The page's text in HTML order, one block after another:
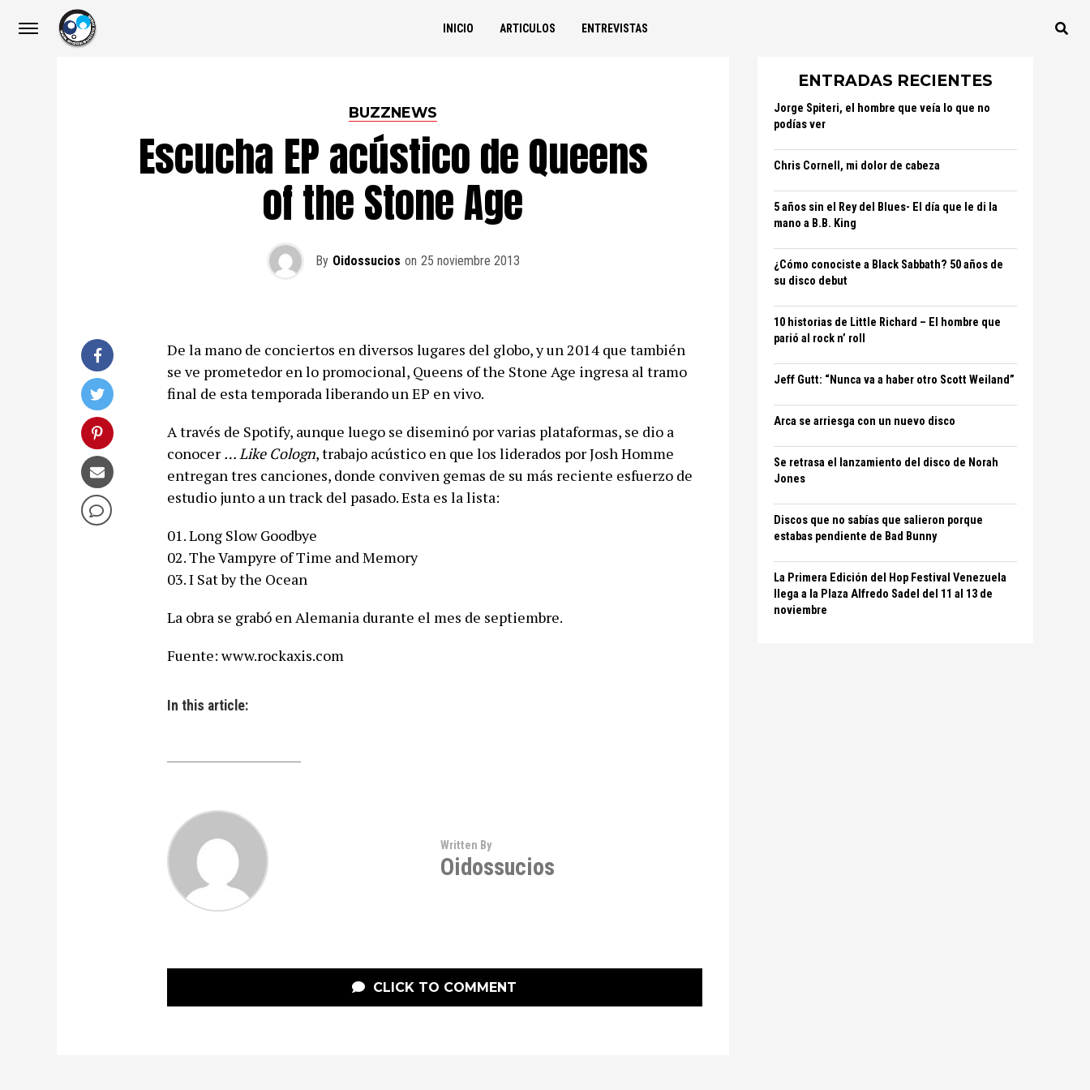
INICIO ARTICULOS ENTREVISTAS
BUZZNEWS
Escucha EP acústico de Queens
of the Stone Age
By Oidossucios on 25 noviembre 2013
De la mano de conciertos en diversos lugares del globo, y un 2014 que también
se ve prometedor en lo promocional, Queens of the Stone Age ingresa al tramo
final de esta temporada liberando un EP en vivo.
A través de Spotify, aunque luego se diseminó por varias plataformas, se dio a
conocer … Like Cologn, trabajo acústico en que los liderados por Josh Homme
entregan tres canciones, donde conviven gemas de su más reciente esfuerzo de
estudio junto a un track del pasado. Esta es la lista:
01. Long Slow Goodbye
02. The Vampyre of Time and Memory
03. I Sat by the Ocean
La obra se grabó en Alemania durante el mes de septiembre.
Fuente: www.rockaxis.com
In this article:
Written By
Oidossucios
CLICK TO COMMENT
ENTRADAS RECIENTES
Jorge Spiteri, el hombre que veía lo que no
podías ver
Chris Cornell, mi dolor de cabeza
5 años sin el Rey del Blues- El día que le di la
mano a B.B. King
¿Cómo conociste a Black Sabbath? 50 años de
su disco debut
10 historias de Little Richard – El hombre que
parió al rock n’ roll
Jeff Gutt: “Nunca va a haber otro Scott Weiland”
Arca se arriesga con un nuevo disco
Se retrasa el lanzamiento del disco de Norah
Jones
Discos que no sabías que salieron porque
estabas pendiente de Bad Bunny
La Primera Edición del Hop Festival Venezuela
llega a la Plaza Alfredo Sadel del 11 al 13 de
noviembre